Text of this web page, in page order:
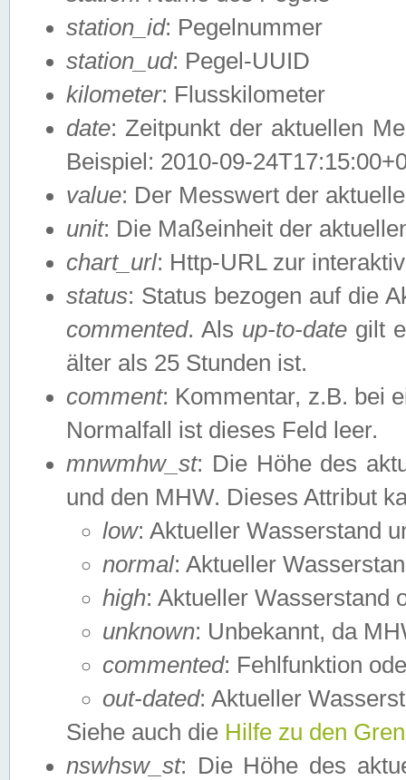
station_id: Pegelnummer
station_ud: Pegel-UUID
kilometer: Flusskilometer
date: Zeitpunkt der aktuellen
Beispiel: 2010-09-
value: Der Messwert der
unit: Die Maßeinheit der
chart_url: Http-URL zur
status: Status bezogen auf die
commented. Als up-to-date gilt
älter als 25 Stunden ist.
comment: Kommentar, z.B. bei
Normalfall ist dieses Feld leer.
mnwmhw_st: Die Höhe des
und den MHW. Dieses Attribut
low: Aktueller Wasserstand
normal: Aktueller
high: Aktueller Wasserstand
unknown: Unbekannt, da
commented: Fehlfunktion
out-dated: Aktueller
Siehe auch die Hilfe zu den
nswhsw_st: Die Höhe des